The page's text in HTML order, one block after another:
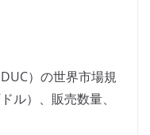
）の世界市場規
ル）、販売数量、